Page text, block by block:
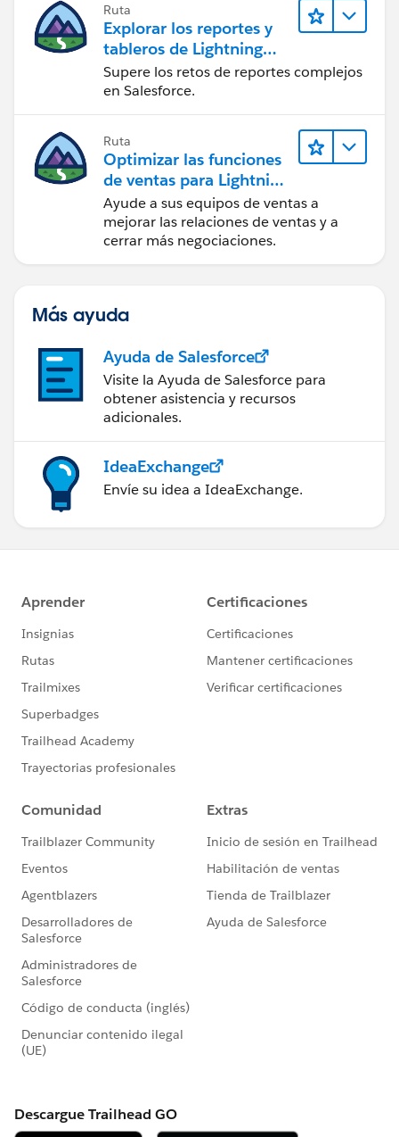
Ruta
Explorar los reportes y
tableros de Lightning
Experience
Supere los retos de reportes complejos
en Salesforce.
Ruta
Optimizar las funciones
de ventas para Lightning
Experience
Ayude a sus equipos de ventas a
mejorar las relaciones de ventas y a
cerrar más negociaciones.
Más ayuda
Ayuda de Salesforce
Visite la Ayuda de Salesforce para
obtener asistencia y recursos
adicionales.
IdeaExchange
Envíe su idea a IdeaExchange.